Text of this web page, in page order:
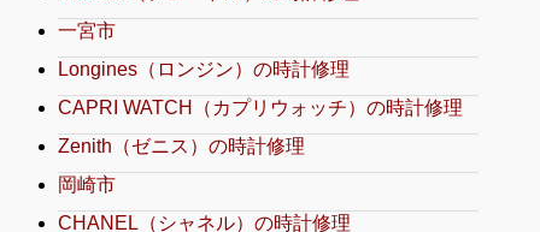
一宮市
Longines（ロンジン）の時計修理
CAPRI WATCH（カプリウォッチ）の時計修理
Zenith（ゼニス）の時計修理
岡崎市
CHANEL（シャネル）の時計修理